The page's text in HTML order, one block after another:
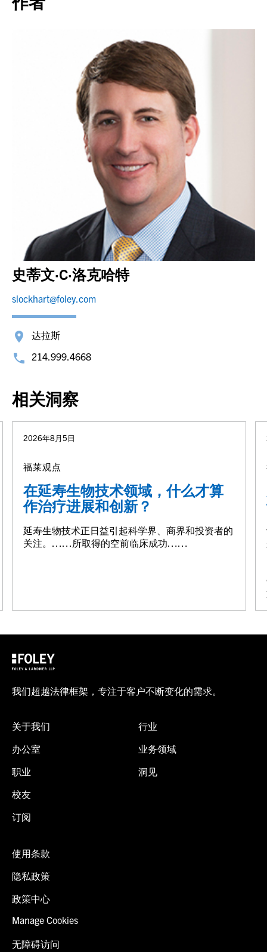
史蒂文·C·洛克哈特
slockhart@foley.com
达拉斯
214.999.4668
相关洞察
2026年8月5日
福莱观点
在延寿生物技术领域，什么才算
作治疗进展和创新？
延寿生物技术正日益引起科学界、商界和投资者的
关注。……所取得的空前临床成功……
我们超越法律框架，专注于客户不断变化的需求。
关于我们
办公室
职业
校友
订阅
行业
业务领域
洞见
使用条款
隐私政策
政策中心
Manage Cookies
无障碍访问